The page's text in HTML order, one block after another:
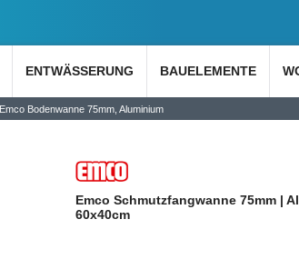
ENTWÄSSERUNG BAUELEMENTE
Emco Bodenwanne 75mm, Aluminium
Emco Schmutzfangwanne 75mm |
60x40cm